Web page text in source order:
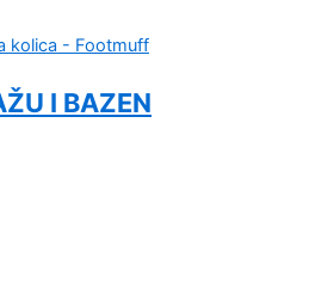
kolica - Footmuff
I BAZEN